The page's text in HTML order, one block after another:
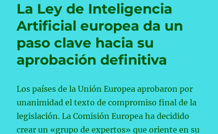
La Ley de Inteligencia
Artificial europea da un
paso clave hacia su
aprobación definitiva
Los países de la Unión Europea aprobaron por
unanimidad el texto de compromiso final de la
legislación. La Comisión Europea ha decidido
crear un «grupo de expertos» que oriente en su